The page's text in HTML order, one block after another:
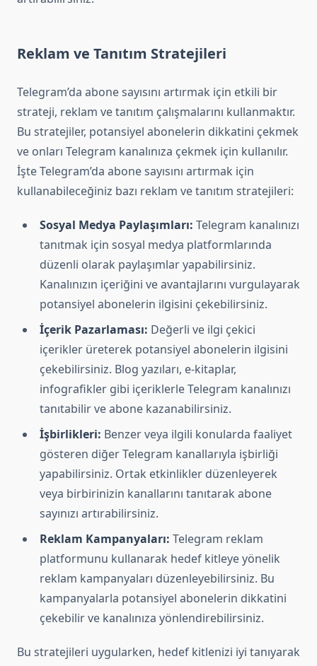
Reklam ve Tanıtım Stratejileri
Telegram’da abone sayısını artırmak için etkili bir
strateji, reklam ve tanıtım çalışmalarını kullanmaktır.
Bu stratejiler, potansiyel abonelerin dikkatini çekmek
ve onları Telegram kanalınıza çekmek için kullanılır.
İşte Telegram’da abone sayısını artırmak için
kullanabileceğiniz bazı reklam ve tanıtım stratejileri:
Sosyal Medya Paylaşımları: Telegram kanalınızı
tanıtmak için sosyal medya platformlarında
düzenli olarak paylaşımlar yapabilirsiniz.
Kanalınızın içeriğini ve avantajlarını vurgulayarak
potansiyel abonelerin ilgisini çekebilirsiniz.
İçerik Pazarlaması: Değerli ve ilgi çekici
içerikler üreterek potansiyel abonelerin ilgisini
çekebilirsiniz. Blog yazıları, e-kitaplar,
infografikler gibi içeriklerle Telegram kanalınızı
tanıtabilir ve abone kazanabilirsiniz.
İşbirlikleri: Benzer veya ilgili konularda faaliyet
gösteren diğer Telegram kanallarıyla işbirliği
yapabilirsiniz. Ortak etkinlikler düzenleyerek
veya birbirinizin kanallarını tanıtarak abone
sayınızı artırabilirsiniz.
Reklam Kampanyaları: Telegram reklam
platformunu kullanarak hedef kitleye yönelik
reklam kampanyaları düzenleyebilirsiniz. Bu
kampanyalarla potansiyel abonelerin dikkatini
çekebilir ve kanalınıza yönlendirebilirsiniz.
Bu stratejileri uygularken, hedef kitlenizi iyi tanıyarak